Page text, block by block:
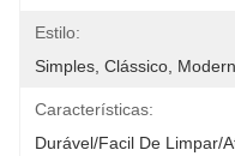
Estilo:
Simples, Clássico,
Características:
Durável/Facil De Limpar/